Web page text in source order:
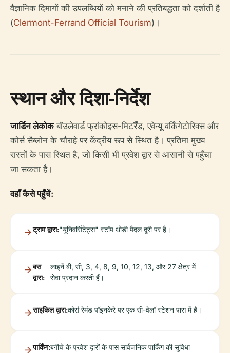
वैज्ञानिक दिमागों की उपलब्धियों को मनाने की प्रतिबद्धता को दर्शाती है
(Clermont-Ferrand Official Tourism)।
स्थान और दिशा-निर्देश
जार्डिन लेकोकबॉउलेवार्ड फ्रांकोइस-मिटर्रैंड, एवेन्यू वर्किंगेटोरिक्स और
कोर्स सैब्लोन के चौराहे पर केंद्रीय रूप से स्थित है। प्रतिमा मुख्य
रास्तों के पास स्थित है, जो किसी भी प्रवेश द्वार से आसानी से पहुँचा
जा सकता है।
वहाँ कैसे पहुँचें:
ट्राम द्वारा:"यूनिवर्सिटेट्स" स्टॉप थोड़ी पैदल दूरी पर है।
बस
द्वारा:
लाइनें बी, सी, 3, 4, 8, 9, 10, 12, 13, और 27 क्षेत्र में
सेवा प्रदान करती हैं।
साइकिल द्वारा:कोर्स रेमंड पॉइनकेरे पर एक सी-वेलॉ स्टेशन पास में है।
पार्किंग:बगीचे के प्रवेश द्वारों के पास सार्वजनिक पार्किंग की सुविधा